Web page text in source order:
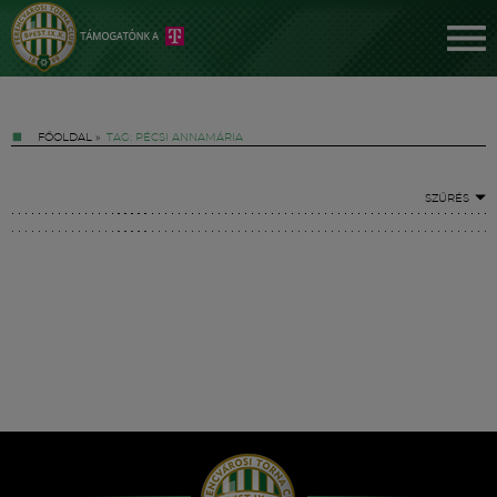
FŐOLDAL » TAG: PÉCSI ANNAMÁRIA
SZŰRÉS
Hírek